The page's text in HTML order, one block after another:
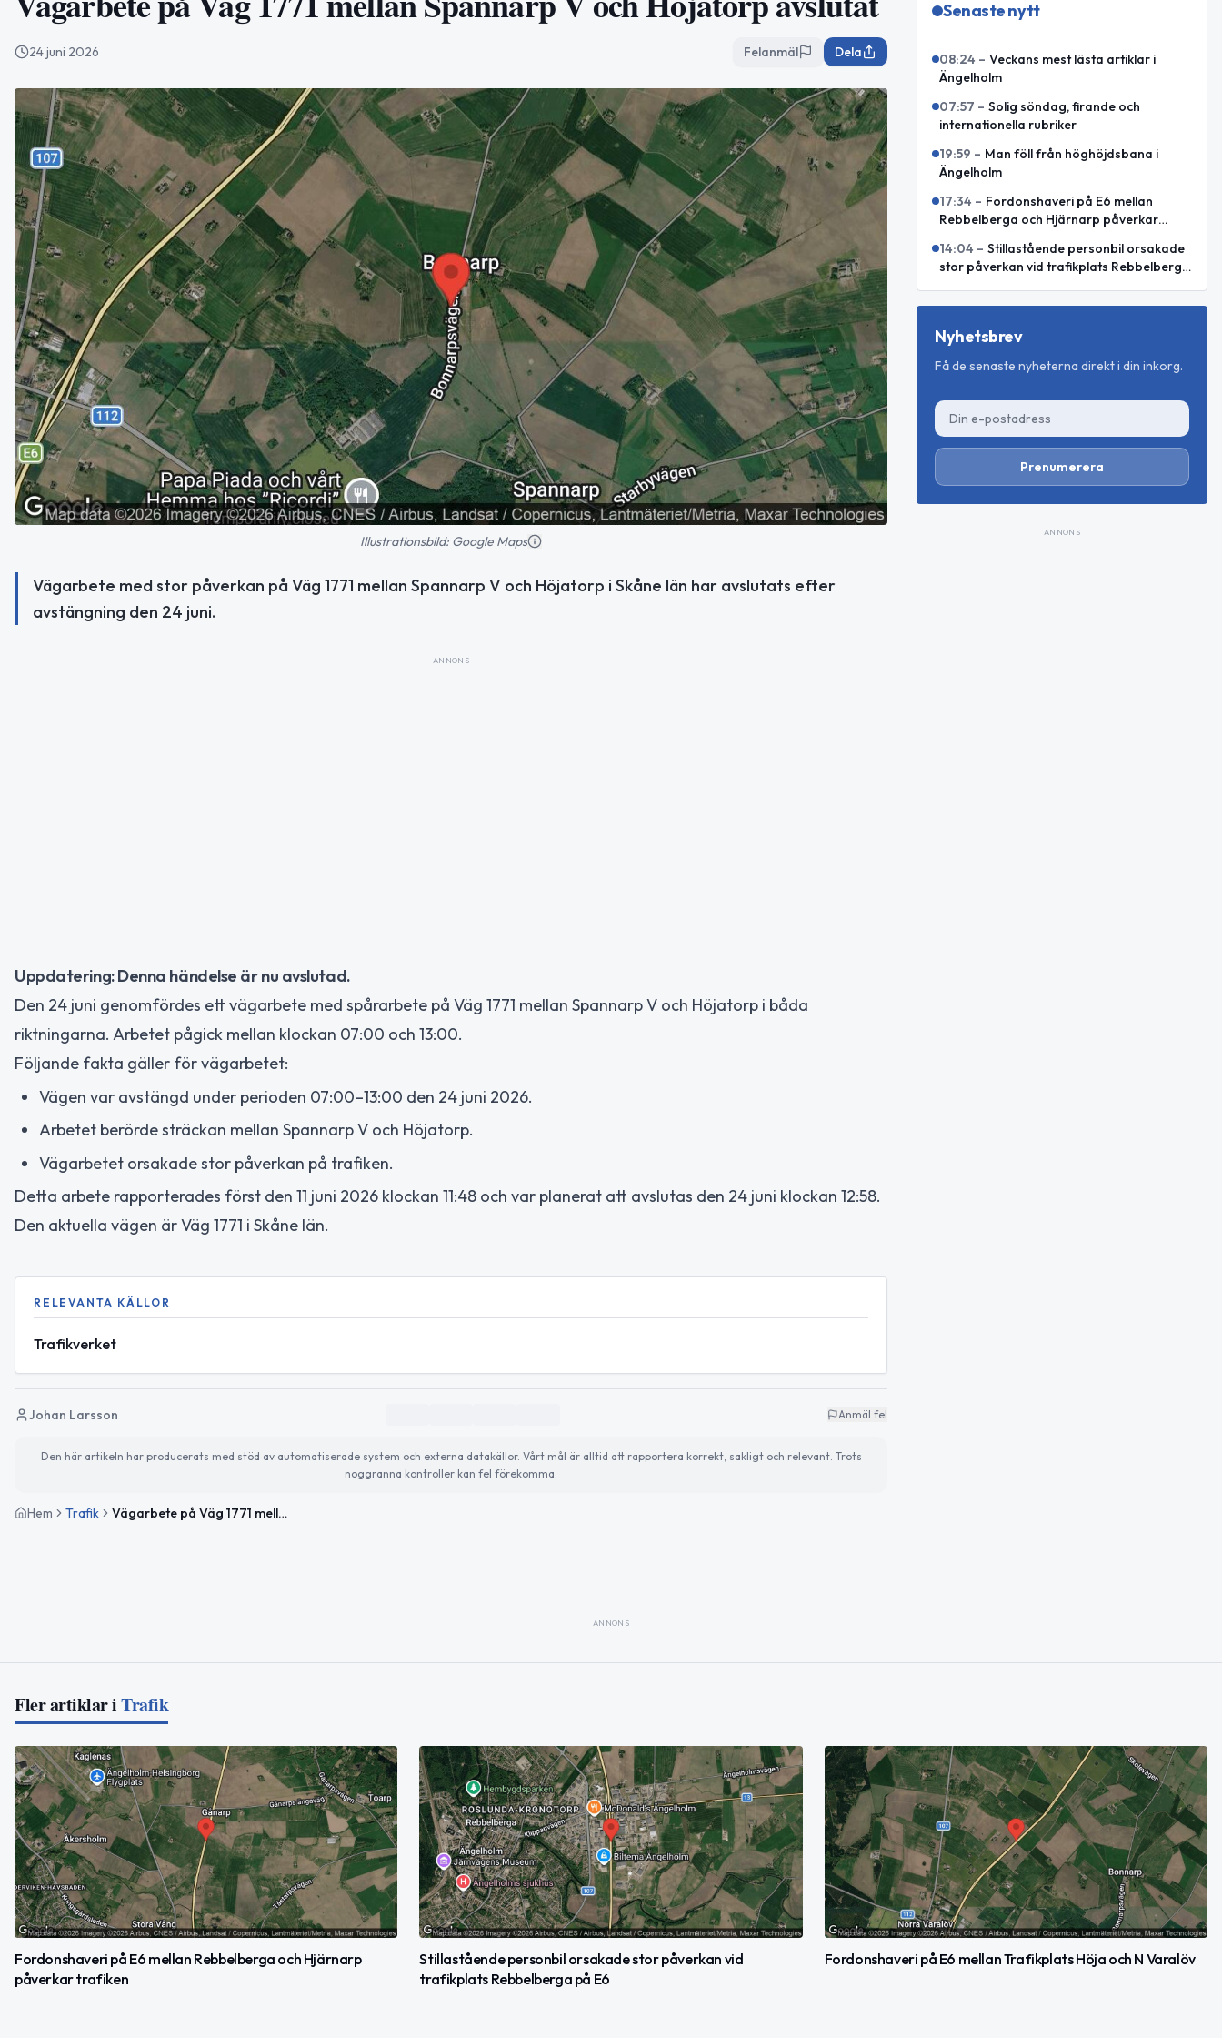
24 juni 2026 Felanmäl Dela
Illustrationsbild: Google Maps
Vägarbete med stor påverkan på Väg 1771 mellan Spannarp V och Höjatorp i Skåne län har avslutats efter
avstängning den 24 juni.
ANNONS
Uppdatering: Denna händelse är nu avslutad.
Den 24 juni genomfördes ett vägarbete med spårarbete på Väg 1771 mellan Spannarp V och Höjatorp i båda
riktningarna. Arbetet pågick mellan klockan 07:00 och 13:00.
Följande fakta gäller för vägarbetet:
Vägen var avstängd under perioden 07:00–13:00 den 24 juni 2026.
Arbetet berörde sträckan mellan Spannarp V och Höjatorp.
Vägarbetet orsakade stor påverkan på trafiken.
Detta arbete rapporterades först den 11 juni 2026 klockan 11:48 och var planerat att avslutas den 24 juni klockan 12:58.
Den aktuella vägen är Väg 1771 i Skåne län.
RELEVANTA KÄLLOR
Trafikverket
Johan Larsson Anmäl fel
Den här artikeln har producerats med stöd av automatiserade system och externa datakällor. Vårt mål är alltid att rapportera korrekt, sakligt och relevant. Trots
noggranna kontroller kan fel förekomma.
Hem Trafik Vägarbete på Väg 1771 mellan Spannarp V och Höjatorp avslutat
Senaste nytt
08:24 – Veckans mest lästa artiklar i
Ängelholm
07:57 – Solig söndag, firande och
internationella rubriker
19:59 – Man föll från höghöjdsbana i
Ängelholm
17:34 – Fordonshaveri på E6 mellan
Rebbelberga och Hjärnarp påverkar
14:04 – Stillastående personbil orsakade
stor påverkan vid trafikplats Rebbelberga
Nyhetsbrev
Få de senaste nyheterna direkt i din inkorg.
Prenumerera
ANNONS
ANNONS
Fler artiklar iTrafik
Fordonshaveri på E6 mellan Rebbelberga och Hjärnarp
påverkar trafiken
Stillastående personbil orsakade stor påverkan vid
trafikplats Rebbelberga på E6
Fordonshaveri på E6 mellan Trafikplats Höja och N Varalöv